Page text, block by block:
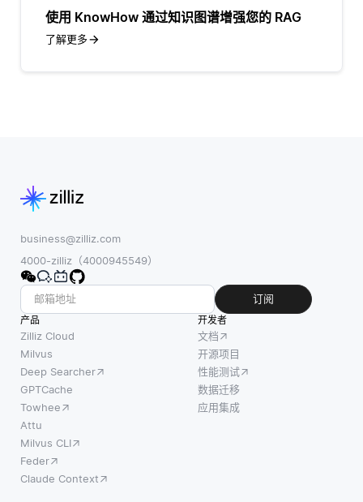
使用 KnowHow 通过知识图谱增强您的 RAG
了解更多
business@zilliz.com
4000-zilliz（4000945549）
订阅
产品
Zilliz Cloud
Milvus
Deep Searcher
GPTCache
Towhee
Attu
Milvus CLI
Feder
Claude Context
开发者
文档
开源项目
性能测试
数据迁移
应用集成